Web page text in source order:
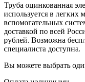
Труба оцинкованная
используется в легких
вспомогательных
доставкой по всей
рублей. Возможна
специалиста доступна.
Вы можете выбрать